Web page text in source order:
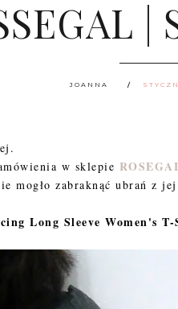
JOANNA
w sklepie
mogło zabraknąć ubrań z
Long Sleeve Women's